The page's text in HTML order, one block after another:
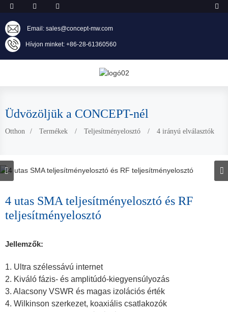
Email: sales@concept-mw.com
Hívjon minket: +86-28-61360560
Üdvözöljük a CONCEPT-nél
Otthon Termékek Teljesítményelosztó 4 irányú elválasztók
4 utas SMA teljesítményelosztó és RF
teljesítményelosztó
Jellemzők:
1. Ultra szélessávú internet
2. Kiváló fázis- és amplitúdó-kiegyensúlyozás
3. Alacsony VSWR és magas izolációs érték
4. Wilkinson szerkezet, koaxiális csatlakozók